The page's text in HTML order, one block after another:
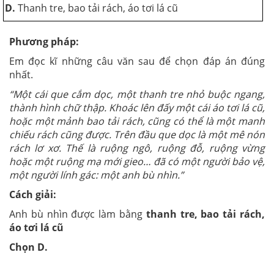
D. Thanh tre, bao tải rách, áo tơi lá cũ
Phương pháp:
Em đọc kĩ những câu văn sau để chọn đáp án đúng
nhất.
“Một cái que cắm dọc, một thanh tre nhỏ buộc ngang,
thành hình chữ thập. Khoác lên đấy một cái áo tơi lá cũ,
hoặc một mảnh bao tải rách, cũng có thể là một manh
chiếu rách cũng được. Trên đầu que dọc là một mê nón
rách lơ xơ. Thế là ruộng ngô, ruộng đỗ, ruộng vừng
hoặc một ruộng mạ mới gieo… đã có một người bảo vệ,
một người lính gác: một anh bù nhìn.”
Cách giải:
Anh bù nhìn được làm bằng thanh tre, bao tải rách,
áo tơi lá cũ
Chọn D.